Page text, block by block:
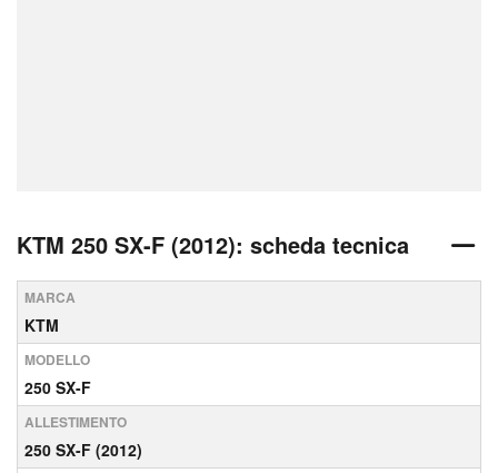
KTM 250 SX-F (2012): scheda tecnica
MARCA
KTM
MODELLO
250 SX-F
ALLESTIMENTO
250 SX-F (2012)